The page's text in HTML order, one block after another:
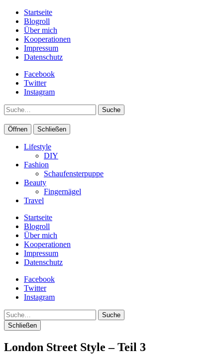
Startseite
Blogroll
Über mich
Kooperationen
Impressum
Datenschutz
Facebook
Twitter
Instagram
Suche
Öffnen Schließen
Lifestyle
DIY
Fashion
Schaufensterpuppe
Beauty
Fingernägel
Travel
Startseite
Blogroll
Über mich
Kooperationen
Impressum
Datenschutz
Facebook
Twitter
Instagram
Suche
Schließen
London Street Style – Teil 3